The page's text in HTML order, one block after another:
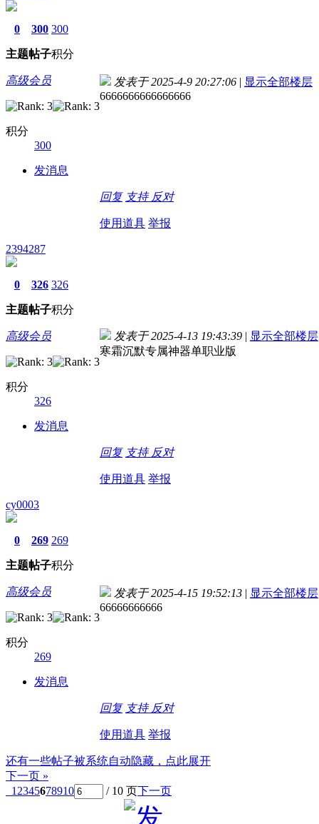
0
主题
300
帖子
300
积分
高级会员
积分
300
发消息
发表于 2025-4-9 20:27:06 | 显示全部楼层
6666666666666666
回复 支持 反对
使用道具 举报
2394287
0
主题
326
帖子
326
积分
高级会员
积分
326
发消息
发表于 2025-4-13 19:43:39 | 显示全部楼层
寒霜沉默专属神器单职业版
回复 支持 反对
使用道具 举报
cy0003
0
主题
269
帖子
269
积分
高级会员
积分
269
发消息
发表于 2025-4-15 19:52:13 | 显示全部楼层
66666666666
回复 支持 反对
使用道具 举报
还有一些帖子被系统自动隐藏，点此展开
下一页 »
1 2345678910 / 10 页下一页